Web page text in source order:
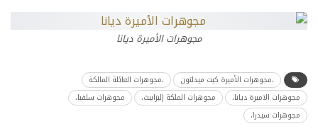
مجوهرات الأميرة ديانا
،مجوهرات الأميرة كيت ميدلتون
،مجوهرات العائلة المالكة
مجوهرات الاميرة ديانا،
مجوهرات الملكة إليزابيث،
مجوهرات سلفيا،
مجوهرات سيدرا،